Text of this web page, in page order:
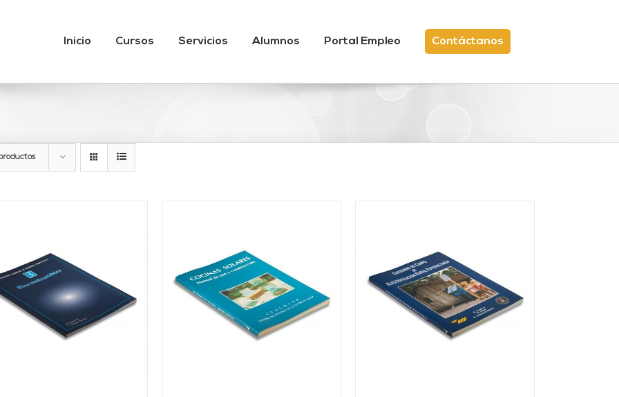
Inicio Cursos Servicios Alumnos Portal Empleo Contáctanos
AÑADIR AL CARRITO
DETALLES
AÑADIR AL CARRITO
DETALLES